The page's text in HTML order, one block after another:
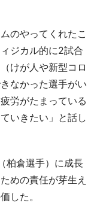
のやってくれたこ
ジカル的に2試合
けが人や新型コロ
なかった選手がい
労がたまっている
いきたい」と話し
柏倉選手）に成長
めの責任が芽生え
した。